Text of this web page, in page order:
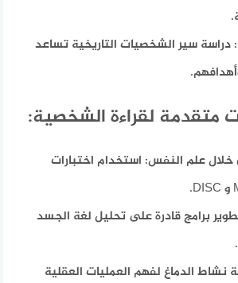
دراسة سير الشخصيات التاريخية تساعد
متقدمة لقراءة الشخصية:
علم النفس: استخدام اختبارات
برامج قادرة على تحليل لغة الجسد
نشاط الدماغ لفهم العمليات العقلية